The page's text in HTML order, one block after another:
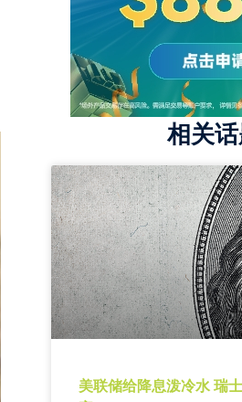
相关
美联储给降息泼冷水 瑞